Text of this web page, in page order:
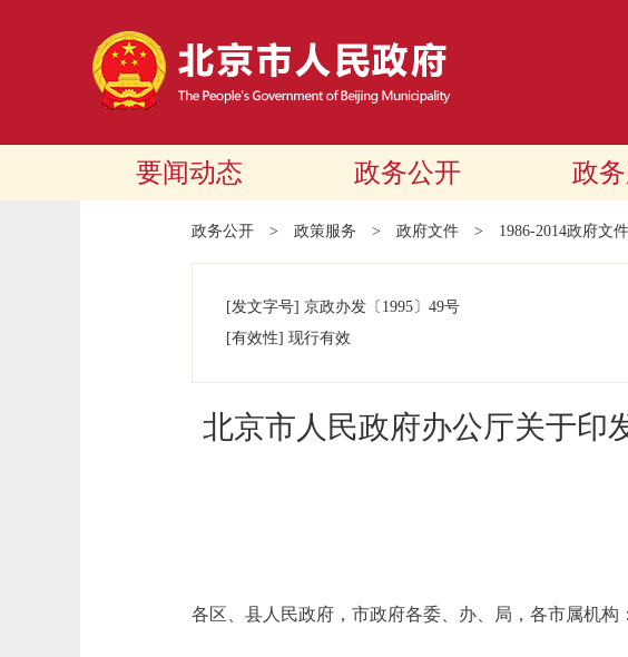
要闻动态 政务公开 政
政务公开 > 政策服务 > 政府文件 > 1986-2014政府文件
[发文字号] 京政办发 〔1995〕 49号
[有效性] 现行有效
北京市人民政府办公厅关于印
各区、县人民政府，市政府各委、办、局，各市属机构：